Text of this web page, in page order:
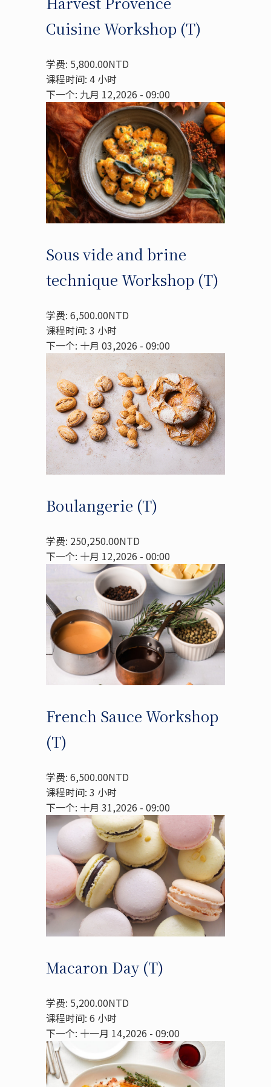
Cuisine Workshop (T)
学费: 5,800.00NTD
课程时间: 4 小时
下一个: 九月 12,2026 - 09:00
Sous vide and brine
technique Workshop (T)
学费: 6,500.00NTD
课程时间: 3 小时
下一个: 十月 03,2026 - 09:00
Boulangerie (T)
学费: 250,250.00NTD
下一个: 十月 12,2026 - 00:00
French Sauce Workshop
(T)
学费: 6,500.00NTD
课程时间: 3 小时
下一个: 十月 31,2026 - 09:00
Macaron Day (T)
学费: 5,200.00NTD
课程时间: 6 小时
下一个: 十一月 14,2026 - 09:00